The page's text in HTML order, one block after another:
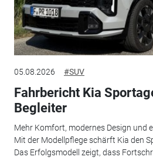
05.08.2026 #SUV
Fahrbericht Kia
Begleiter
Mehr Komfort, modernes Design und
Mit der Modellpflege schärft Kia den
Das Erfolgsmodell zeigt, dass